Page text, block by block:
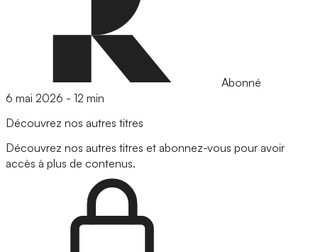
Abonné
6 mai 2026 - 12 min
Découvrez nos autres titres
Découvrez nos autres titres et abonnez-vous pour avoir
accès à plus de contenus.